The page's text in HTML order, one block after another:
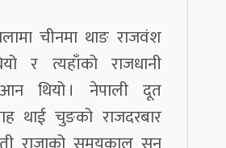
चीनमा थाङ राजवंश
र त्यहाँको राजधानी
थियो । नेपाली दूत
थाई चुङको राजदरबार